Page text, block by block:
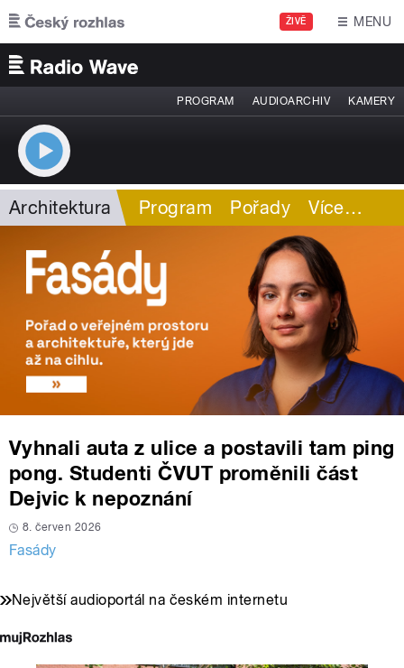
Přejít k hlavnímu obsahu
ŽIVĚ MENU
PROGRAM AUDIOARCHIV KAMERY
Architektura Program Pořady Více…
Vyhnali auta z ulice a postavili tam ping
pong. Studenti ČVUT proměnili část
Dejvic k nepoznání
8. červen 2026
Fasády
Největší audioportál na českém internetu